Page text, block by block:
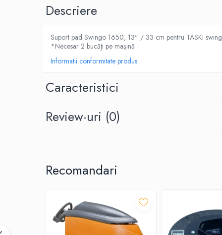
Dispensere / Dozatoare
Dispensere acoperitoare colac wc
Dispensere hartie igienica
Dispensere prosoape pliate (Z)
Dispensere rola hartie industriala
servetele faciale
Uscatoare de maini
Uscatoare de par
Descriere
Suport pad Swingo 1650, 13" / 33 cm pentru TASKI
*Necesar 2 bucăţi pe maşină
Informatii conformitate produs
Caracteristici
Review-uri (0)
Recomandari